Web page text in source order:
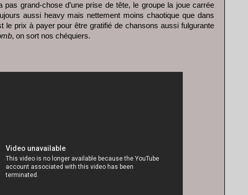
pas grand-chose d’une prise de tête, le groupe la joue carrée
aussi heavy mais nettement moins chaotique que dans
le prix à payer pour être gratifié de chansons aussi fulgurante
, on sort nos chéquiers.